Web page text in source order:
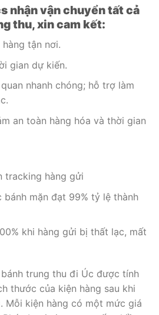
nhận vận chuyển tất cả
thu, xin cam kết:
tận nơi.
gian dự kiến.
nhanh chóng; hỗ trợ làm
an toàn hàng hóa và thời gian
tracking hàng gửi
mặn đạt 99% tỷ lệ thành
khi hàng gửi bị thất lạc, mất
trung thu đi Úc được tính
thước của kiện hàng sau khi
Mỗi kiện hàng có một mức giá